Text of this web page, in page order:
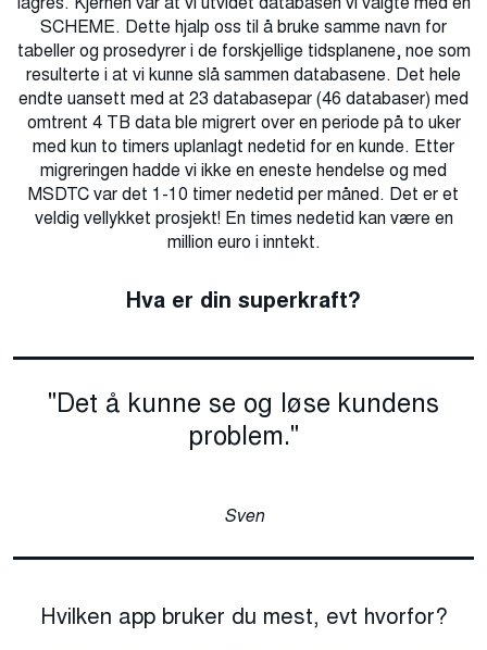
SCHEME. Dette hjalp oss til å bruke samme navn for
tabeller og prosedyrer i de forskjellige tidsplanene, noe som
resulterte i at vi kunne slå sammen databasene. Det hele
endte uansett med at 23 databasepar (46 databaser) med
omtrent 4 TB data ble migrert over en periode på to uker
med kun to timers uplanlagt nedetid for en kunde. Etter
migreringen hadde vi ikke en eneste hendelse og med
MSDTC var det 1-10 timer nedetid per måned. Det er et
veldig vellykket prosjekt! En times nedetid kan være en
million euro i inntekt.
Hva er din superkraft?
"Det å kunne se og løse kundens
problem."
Sven
Hvilken app bruker du mest, evt hvorfor?